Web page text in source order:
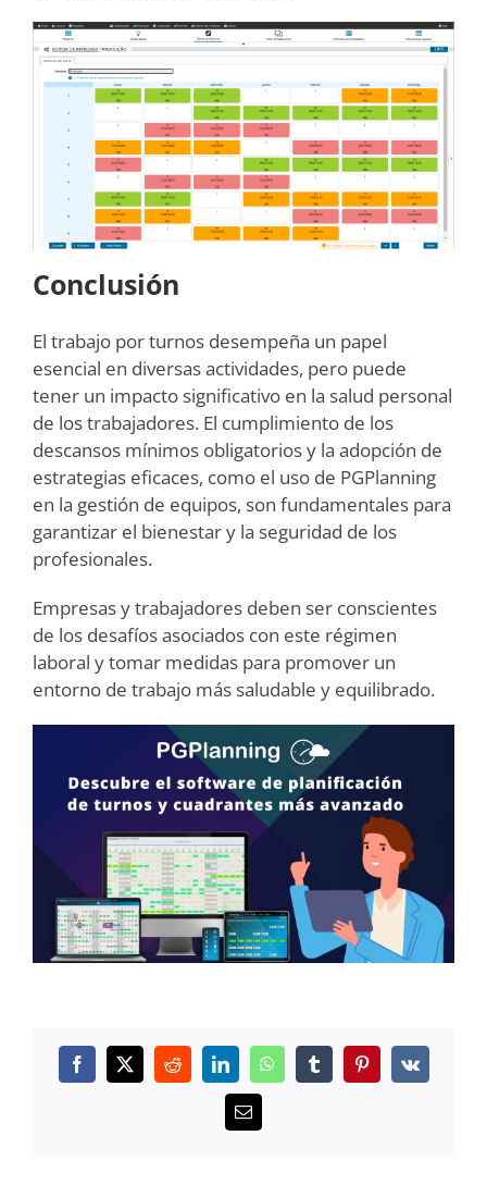
Conclusión
El trabajo por turnos desempeña un papel
esencial en diversas actividades, pero puede
tener un impacto significativo en la salud personal
de los trabajadores. El cumplimiento de los
descansos mínimos obligatorios y la adopción de
estrategias eficaces, como el uso de PGPlanning
en la gestión de equipos, son fundamentales para
garantizar el bienestar y la seguridad de los
profesionales.
Empresas y trabajadores deben ser conscientes
de los desafíos asociados con este régimen
laboral y tomar medidas para promover un
entorno de trabajo más saludable y equilibrado.
Facebook
X RedditLinkedInWhatsAppTumblrPinterest
Vk
Correo
electrónico